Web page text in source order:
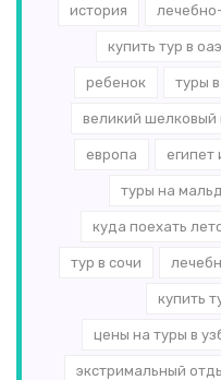
история
купить тур в оаэ
ребенок туры
великий шелковый
европа египет
туры на
куда поехать
тур в сочи
купить
цены на туры в
экстримальный